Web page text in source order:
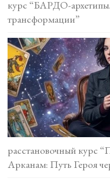
курс “БАРДО-
трансформации”
расстановочный курс
Арканам: Путь Героя